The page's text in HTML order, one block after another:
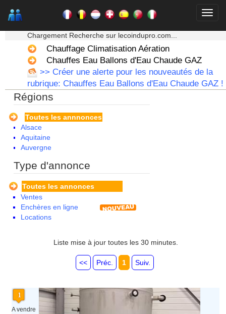
Chargement Recherche sur lecoindupro.com...
Chauffage Climatisation Aération
Chauffes Eau Ballons d'Eau Chaude GAZ
>> Créer une alerte pour les nouveautés de la
rubrique: Chauffes Eau Ballons d'Eau Chaude GAZ !
Régions
Toutes les annnonces
Alsace
Aquitaine
Auvergne
Bourgogne
Centre
Champagne Ardenne
Corse
Franche Comte - Suisse
Limousin
Lorraine
Martinique
Type d'annonce
Toutes les annonces
Ventes
Enchères en ligne
Locations
Liste mise à jour toutes les 30 minutes.
<< Préc. 1 Suiv.
A vendre